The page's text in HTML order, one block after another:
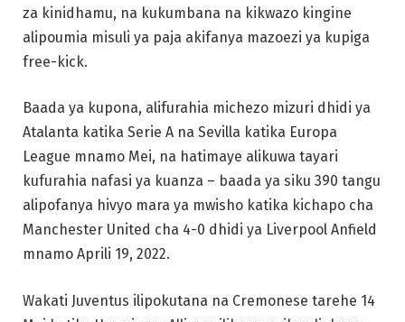
za kinidhamu, na kukumbana na kikwazo kingine
alipoumia misuli ya paja akifanya mazoezi ya kupiga
free-kick.
Baada ya kupona, alifurahia michezo mizuri dhidi ya
Atalanta katika Serie A na Sevilla katika Europa
League mnamo Mei, na hatimaye alikuwa tayari
kufurahia nafasi ya kuanza – baada ya siku 390 tangu
alipofanya hivyo mara ya mwisho katika kichapo cha
Manchester United cha 4-0 dhidi ya Liverpool Anfield
mnamo Aprili 19, 2022.
Wakati Juventus ilipokutana na Cremonese tarehe 14